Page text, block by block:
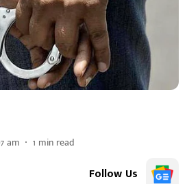
am 1 min read
Follow Us